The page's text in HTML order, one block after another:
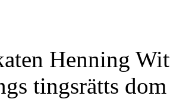
Henning
tingsrätts